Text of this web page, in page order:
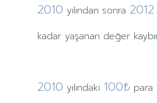
2010 yılındansonra 2012
kadar yaşanan değer
2010 yılındaki 100₺ para